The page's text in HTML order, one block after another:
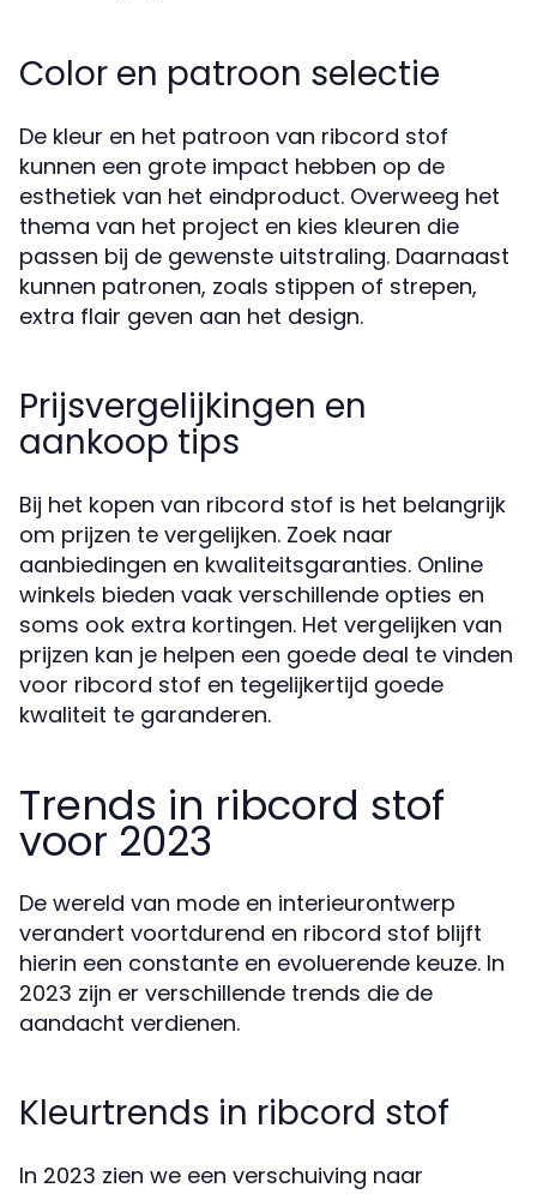
Color en patroon selectie
De kleur en het patroon van ribcord stof
kunnen een grote impact hebben op de
esthetiek van het eindproduct. Overweeg het
thema van het project en kies kleuren die
passen bij de gewenste uitstraling. Daarnaast
kunnen patronen, zoals stippen of strepen,
extra flair geven aan het design.
Prijsvergelijkingen en
aankoop tips
Bij het kopen van ribcord stof is het belangrijk
om prijzen te vergelijken. Zoek naar
aanbiedingen en kwaliteitsgaranties. Online
winkels bieden vaak verschillende opties en
soms ook extra kortingen. Het vergelijken van
prijzen kan je helpen een goede deal te vinden
voor ribcord stof en tegelijkertijd goede
kwaliteit te garanderen.
Trends in ribcord stof
voor 2023
De wereld van mode en interieurontwerp
verandert voortdurend en ribcord stof blijft
hierin een constante en evoluerende keuze. In
2023 zijn er verschillende trends die de
aandacht verdienen.
Kleurtrends in ribcord stof
In 2023 zien we een verschuiving naar